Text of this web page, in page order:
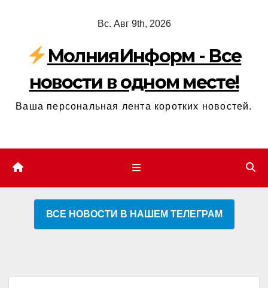
содержимому
Вс. Авг 9th, 2026
МолнияИнформ - Все
новости в одном месте!
Ваша персональная лента коротких новостей.
ВСЕ НОВОСТИ В НАШЕМ ТЕЛЕГРАМ